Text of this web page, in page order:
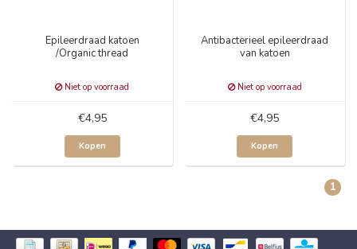
Epileerdraad katoen
/Organic thread
Niet op voorraad
€4,95
Kopen
Antibacterieel epileerdraad
van katoen
Niet op voorraad
€4,95
Kopen
1